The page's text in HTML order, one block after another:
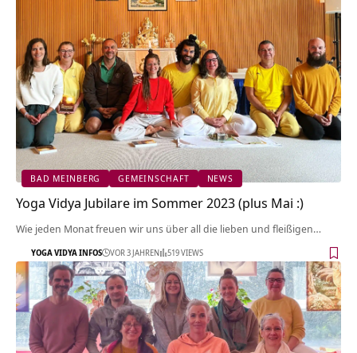
BAD MEINBERG GEMEINSCHAFT NEWS
Yoga Vidya Jubilare im Sommer 2023 (plus Mai :)
Wie jeden Monat freuen wir uns über all die lieben und fleißigen…
YOGA VIDYA INFOS VOR 3 JAHREN 519 VIEWS